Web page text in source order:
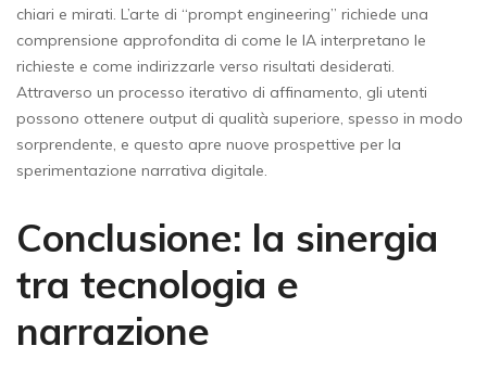
chiari e mirati. L’arte di “prompt engineering” richiede una
comprensione approfondita di come le IA interpretano le
richieste e come indirizzarle verso risultati desiderati.
Attraverso un processo iterativo di affinamento, gli utenti
possono ottenere output di qualità superiore, spesso in modo
sorprendente, e questo apre nuove prospettive per la
sperimentazione narrativa digitale.
Conclusione: la sinergia
tra tecnologia e
narrazione